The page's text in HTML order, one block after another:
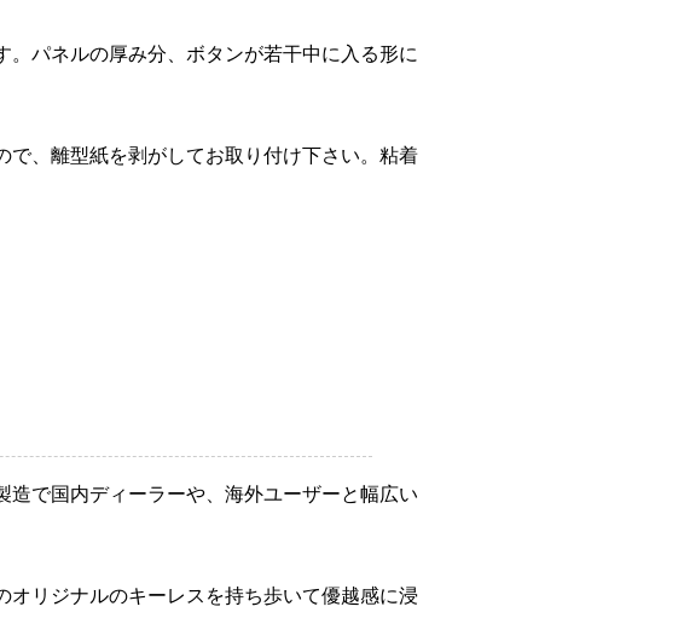
。パネルの厚み分、ボタンが若干中に入る形に
で、離型紙を剥がしてお取り付け下さい。粘着
で国内ディーラーや、海外ユーザーと幅広い
リジナルのキーレスを持ち歩いて優越感に浸